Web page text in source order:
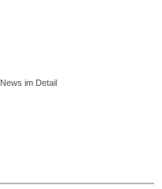
News im Detail